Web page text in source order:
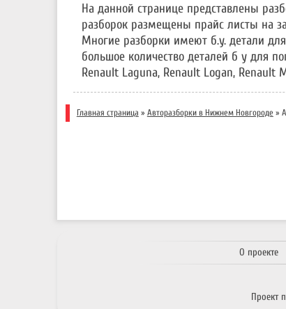
На данной странице представлены
разборок размещены прайс листы на
Многие разборки имеют б.у. детали
большое количество деталей б у для
Renault Laguna, Renault Logan, Renault
Главная страница » Авторазборки в Нижнем Новгороде »
О проекте
Проект